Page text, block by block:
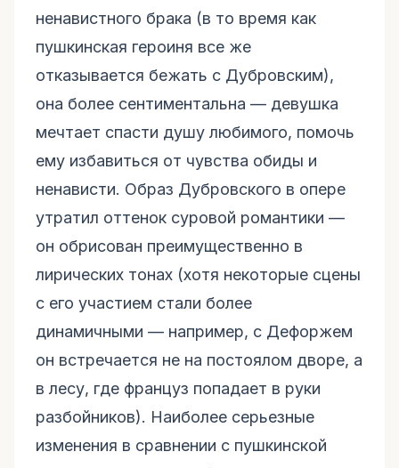
ненавистного брака (в то время как
пушкинская героиня все же
отказывается бежать с Дубровским),
она более сентиментальна — девушка
мечтает спасти душу любимого, помочь
ему избавиться от чувства обиды и
ненависти. Образ Дубровского в опере
утратил оттенок суровой романтики —
он обрисован преимущественно в
лирических тонах (хотя некоторые сцены
с его участием стали более
динамичными — например, с Дефоржем
он встречается не на постоялом дворе, а
в лесу, где француз попадает в руки
разбойников). Наиболее серьезные
изменения в сравнении с пушкинской